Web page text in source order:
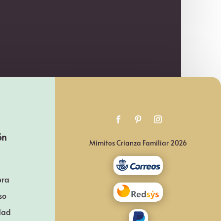
Mimitos Crianza Familiar 2026